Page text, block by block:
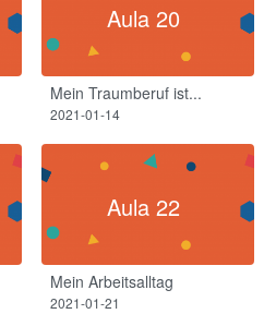
Aula 20
Mein Traumberuf ist...
2021-01-14
Aula 22
Mein Arbeitsalltag
2021-01-21